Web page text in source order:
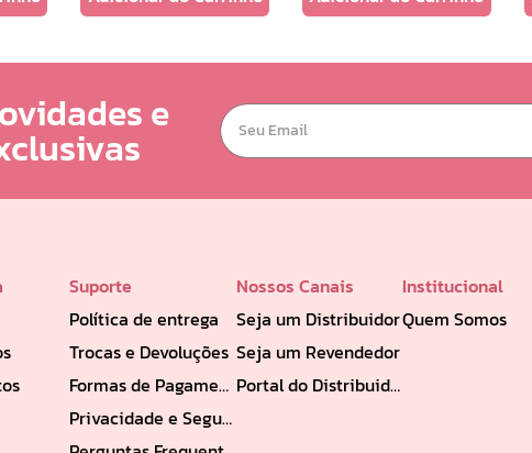
e
Suporte
Política de entrega
Trocas e Devoluções
Formas de Pagamento
Privacidade e Segurança
Nossos Canais
Seja um Distribuidor
Seja um Revendedor
Portal do Distribuidor
Institucional
Quem Somos